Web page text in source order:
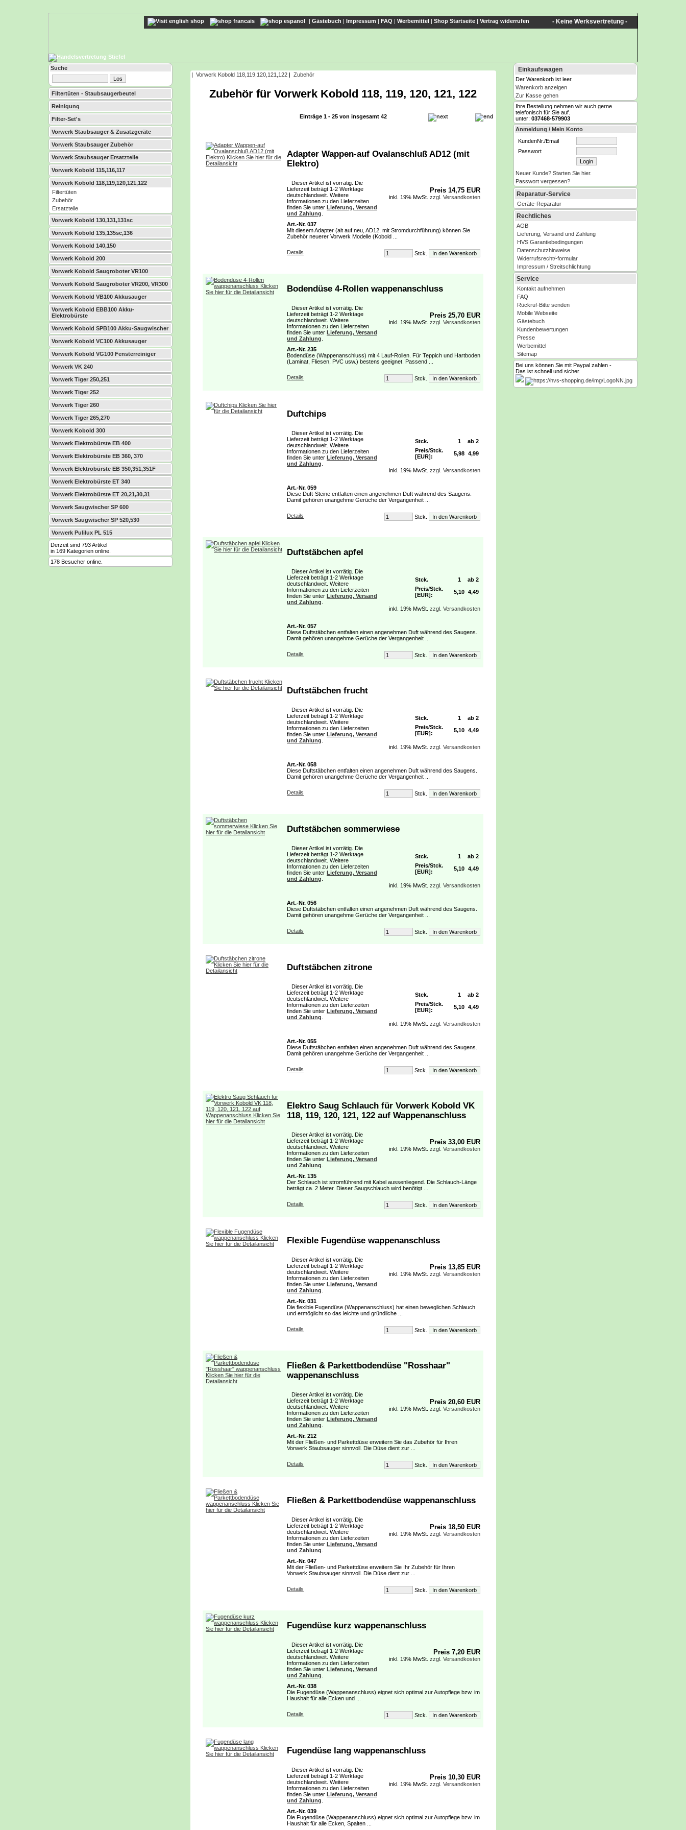
- Keine Werksvertretung -
| Gästebuch | Impressum | FAQ | Werbemittel | Shop Startseite | Vertrag widerrufen
Suche
Filtertüten - Staubsaugerbeutel
Reinigung
Filter-Set's
Vorwerk Staubsauger & Zusatzgeräte
Vorwerk Staubsauger Zubehör
Vorwerk Staubsauger Ersatzteile
Vorwerk Kobold 115,116,117
Vorwerk Kobold 118,119,120,121,122
Filtertüten
Zubehör
Ersatzteile
Vorwerk Kobold 130,131,131sc
Vorwerk Kobold 135,135sc,136
Vorwerk Kobold 140,150
Vorwerk Kobold 200
Vorwerk Kobold Saugroboter VR100
Vorwerk Kobold Saugroboter VR200, VR300
Vorwerk Kobold VB100 Akkusauger
Vorwerk Kobold EBB100 Akku-
Elektrobürste
Vorwerk Kobold SPB100 Akku-Saugwischer
Vorwerk Kobold VC100 Akkusauger
Vorwerk Kobold VG100 Fensterreiniger
Vorwerk VK 240
Vorwerk Tiger 250,251
Vorwerk Tiger 252
Vorwerk Tiger 260
Vorwerk Tiger 265,270
Vorwerk Kobold 300
Vorwerk Elektrobürste EB 400
Vorwerk Elektrobürste EB 360, 370
Vorwerk Elektrobürste EB 350,351,351F
Vorwerk Elektrobürste ET 340
Vorwerk Elektrobürste ET 20,21,30,31
Vorwerk Saugwischer SP 600
Vorwerk Saugwischer SP 520,530
Vorwerk Pulilux PL 515
Derzeit sind 793 Artikel
in 169 Kategorien online.
178 Besucher online.
| Vorwerk Kobold 118,119,120,121,122| Zubehör
Zubehör für Vorwerk Kobold 118, 119, 120, 121, 122
Einträge 1 - 25 von insgesamt 42
Adapter Wappen-auf Ovalanschluß AD12 (mit
Elektro)
Dieser Artikel ist vorrätig. Die
Lieferzeit beträgt 1-2 Werktage
deutschlandweit. Weitere
Informationen zu den Lieferzeiten
finden Sie unter Lieferung, Versand
und Zahlung
Preis 14,75 EUR
inkl. 19% MwSt. zzgl. Versandkosten
Art.-Nr. 037
Mit diesem Adapter (alt auf neu, AD12, mit Stromdurchführung) können Sie
Zubehör neuerer Vorwerk Modelle (Kobold ...
Details Stck.
Bodendüse 4-Rollen wappenanschluss
Dieser Artikel ist vorrätig. Die
Lieferzeit beträgt 1-2 Werktage
deutschlandweit. Weitere
Informationen zu den Lieferzeiten
finden Sie unter Lieferung, Versand
und Zahlung
Preis 25,70 EUR
inkl. 19% MwSt. zzgl. Versandkosten
Art.-Nr. 235
Bodendüse (Wappenanschluss) mit 4 Lauf-Rollen. Für Teppich und Hartboden
(Laminat, Fliesen, PVC usw.) bestens geeignet. Passend ...
Details Stck.
Duftchips
Dieser Artikel ist vorrätig. Die
Lieferzeit beträgt 1-2 Werktage
deutschlandweit. Weitere
Informationen zu den Lieferzeiten
finden Sie unter Lieferung, Versand
und Zahlung
Stck. 1
ab 2
Preis/Stck.
[EUR]:
5,98 4,99
inkl. 19% MwSt. zzgl. Versandkosten
Art.-Nr. 059
Diese Duft-Steine entfalten einen angenehmen Duft während des Saugens.
Damit gehören unangehme Gerüche der Vergangenheit ...
Details Stck.
Duftstäbchen apfel
Dieser Artikel ist vorrätig. Die
Lieferzeit beträgt 1-2 Werktage
deutschlandweit. Weitere
Informationen zu den Lieferzeiten
finden Sie unter Lieferung, Versand
und Zahlung
Stck. 1
ab 2
Preis/Stck.
[EUR]:
5,10 4,49
inkl. 19% MwSt. zzgl. Versandkosten
Art.-Nr. 057
Diese Duftstäbchen entfalten einen angenehmen Duft während des Saugens.
Damit gehören unangehme Gerüche der Vergangenheit ...
Details Stck.
Duftstäbchen frucht
Dieser Artikel ist vorrätig. Die
Lieferzeit beträgt 1-2 Werktage
deutschlandweit. Weitere
Informationen zu den Lieferzeiten
finden Sie unter Lieferung, Versand
und Zahlung
Stck. 1
ab 2
Preis/Stck.
[EUR]:
5,10 4,49
inkl. 19% MwSt. zzgl. Versandkosten
Art.-Nr. 058
Diese Duftstäbchen entfalten einen angenehmen Duft während des Saugens.
Damit gehören unangehme Gerüche der Vergangenheit ...
Details Stck.
Duftstäbchen sommerwiese
Dieser Artikel ist vorrätig. Die
Lieferzeit beträgt 1-2 Werktage
deutschlandweit. Weitere
Informationen zu den Lieferzeiten
finden Sie unter Lieferung, Versand
und Zahlung
Stck. 1
ab 2
Preis/Stck.
[EUR]:
5,10 4,49
inkl. 19% MwSt. zzgl. Versandkosten
Art.-Nr. 056
Diese Duftstäbchen entfalten einen angenehmen Duft während des Saugens.
Damit gehören unangehme Gerüche der Vergangenheit ...
Details Stck.
Duftstäbchen zitrone
Dieser Artikel ist vorrätig. Die
Lieferzeit beträgt 1-2 Werktage
deutschlandweit. Weitere
Informationen zu den Lieferzeiten
finden Sie unter Lieferung, Versand
und Zahlung
Stck. 1
ab 2
Preis/Stck.
[EUR]:
5,10 4,49
inkl. 19% MwSt. zzgl. Versandkosten
Art.-Nr. 055
Diese Duftstäbchen entfalten einen angenehmen Duft während des Saugens.
Damit gehören unangehme Gerüche der Vergangenheit ...
Details Stck.
Elektro Saug Schlauch für Vorwerk Kobold VK
118, 119, 120, 121, 122 auf Wappenanschluss
Dieser Artikel ist vorrätig. Die
Lieferzeit beträgt 1-2 Werktage
deutschlandweit. Weitere
Informationen zu den Lieferzeiten
finden Sie unter Lieferung, Versand
und Zahlung
Preis 33,00 EUR
inkl. 19% MwSt. zzgl. Versandkosten
Art.-Nr. 135
Der Schlauch ist stromführend mit Kabel aussenliegend. Die Schlauch-Länge
beträgt ca. 2 Meter. Dieser Saugschlauch wird benötigt ...
Details Stck.
Flexible Fugendüse wappenanschluss
Dieser Artikel ist vorrätig. Die
Lieferzeit beträgt 1-2 Werktage
deutschlandweit. Weitere
Informationen zu den Lieferzeiten
finden Sie unter Lieferung, Versand
und Zahlung
Preis 13,85 EUR
inkl. 19% MwSt. zzgl. Versandkosten
Art.-Nr. 031
Die flexible Fugendüse (Wappenanschluss) hat einen beweglichen Schlauch
und ermöglicht so das leichte und gründliche ...
Details Stck.
Fließen & Parkettbodendüse "Rosshaar"
wappenanschluss
Dieser Artikel ist vorrätig. Die
Lieferzeit beträgt 1-2 Werktage
deutschlandweit. Weitere
Informationen zu den Lieferzeiten
finden Sie unter Lieferung, Versand
und Zahlung
Preis 20,60 EUR
inkl. 19% MwSt. zzgl. Versandkosten
Art.-Nr. 212
Mit der Fließen- und Parkettdüse erweitern Sie das Zubehör für Ihren
Vorwerk Staubsauger sinnvoll. Die Düse dient zur ...
Details Stck.
Fließen & Parkettbodendüse wappenanschluss
Dieser Artikel ist vorrätig. Die
Lieferzeit beträgt 1-2 Werktage
deutschlandweit. Weitere
Informationen zu den Lieferzeiten
finden Sie unter Lieferung, Versand
und Zahlung
Preis 18,50 EUR
inkl. 19% MwSt. zzgl. Versandkosten
Art.-Nr. 047
Mit der Fließen- und Parkettdüse erweitern Sie Ihr Zubehör für Ihren
Vorwerk Staubsauger sinnvoll. Die Düse dient zur ...
Details Stck.
Fugendüse kurz wappenanschluss
Dieser Artikel ist vorrätig. Die
Lieferzeit beträgt 1-2 Werktage
deutschlandweit. Weitere
Informationen zu den Lieferzeiten
finden Sie unter Lieferung, Versand
und Zahlung
Preis 7,20 EUR
inkl. 19% MwSt. zzgl. Versandkosten
Art.-Nr. 038
Die Fugendüse (Wappenanschluss) eignet sich optimal zur Autopflege bzw. im
Haushalt für alle Ecken und ...
Details Stck.
Fugendüse lang wappenanschluss
Dieser Artikel ist vorrätig. Die
Lieferzeit beträgt 1-2 Werktage
deutschlandweit. Weitere
Informationen zu den Lieferzeiten
finden Sie unter Lieferung, Versand
und Zahlung
Preis 10,30 EUR
inkl. 19% MwSt. zzgl. Versandkosten
Art.-Nr. 039
Die Fugendüse (Wappenanschluss) eignet sich optimal zur Autopflege bzw. im
Haushalt für alle Ecken, Spalten ...
Einkaufswagen
Der Warenkorb ist leer.
Warenkorb anzeigen
Zur Kasse gehen
Ihre Bestellung nehmen wir auch gerne
telefonisch für Sie auf.
unter: 037468-579903
Anmeldung / Mein Konto
KundenNr./Email
Passwort
Neuer Kunde? Starten Sie hier.
Passwort vergessen?
Reparatur-Service
Geräte-Reparatur
Rechtliches
AGB
Lieferung, Versand und Zahlung
HVS Garantiebedingungen
Datenschutzhinweise
Widerrufsrecht/-formular
Impressum / Streitschlichtung
Service
Kontakt aufnehmen
FAQ
Rückruf-Bitte senden
Mobile Webseite
Gästebuch
Kundenbewertungen
Presse
Werbemittel
Sitemap
Bei uns können Sie mit Paypal zahlen -
Das ist schnell und sicher.